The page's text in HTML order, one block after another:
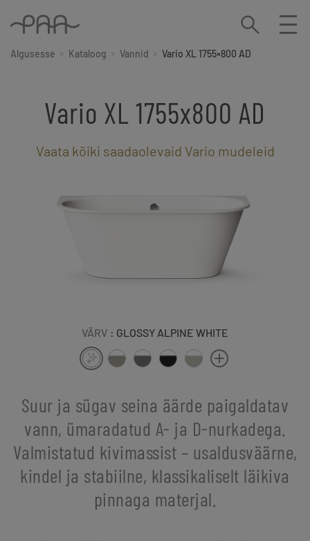
Algusesse Kataloog Vannid Vario XL 1755×800 AD
Vario XL 1755x800 AD
Vaata kõiki saadaolevaid Vario mudeleid
VÄRV : GLOSSY ALPINE WHITE
Suur ja sügav seina äärde paigaldatav
vann, ümaradatud A- ja D-nurkadega.
Valmistatud kivimassist – usaldusväärne,
kindel ja stabiilne, klassikaliselt läikiva
pinnaga materjal.